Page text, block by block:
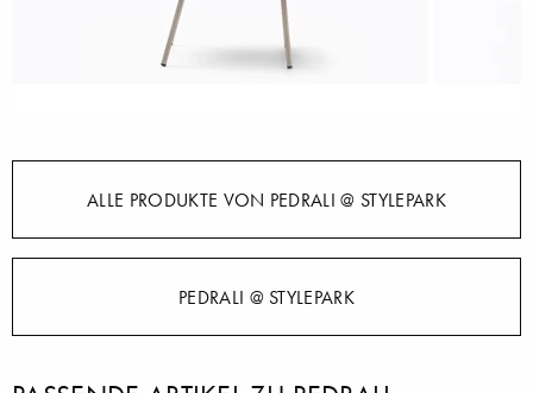
ALLE PRODUKTE VON PEDRALI @ STYLEPARK
PEDRALI @ STYLEPARK